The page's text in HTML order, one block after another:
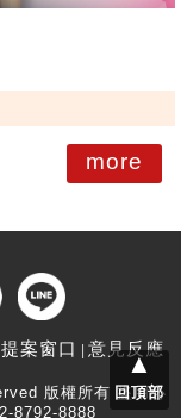
more
案窗口 意見反應
版權所有 盜用必
8792-8888
▲
回頂部